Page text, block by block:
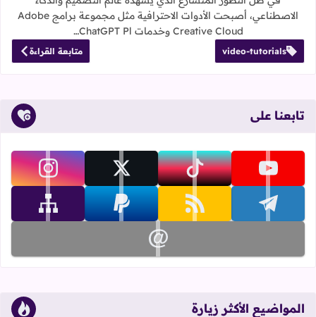
الاصطناعي، أصبحت الأدوات الاحترافية مثل مجموعة برامج Adobe
Creative Cloud وخدمات ChatGPT Pl…
video-tutorials متابعة القراءة
تابعنا على
تابعنا على youtube تابعنا على tiktok تابعنا على x تابعنا على instagram
تابعنا على telegram تابعنا على rss تابعنا على paypal تابعنا على sitemap
تابعنا على email
المواضيع الأكثر زيارة